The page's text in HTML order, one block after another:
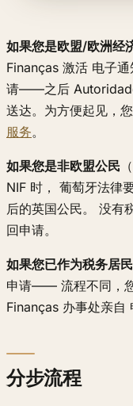
如果您是欧盟/欧洲经
Finanças 激活 电子
请——之后
送达。为方便起见，
服务。
如果您是非欧盟公民
NIF 时， 葡萄牙法律
后的英国公民。 没有
回申请。
如果您已作为税务居
申请—— 流程不同，
Finanças 办事处亲自
分步流程